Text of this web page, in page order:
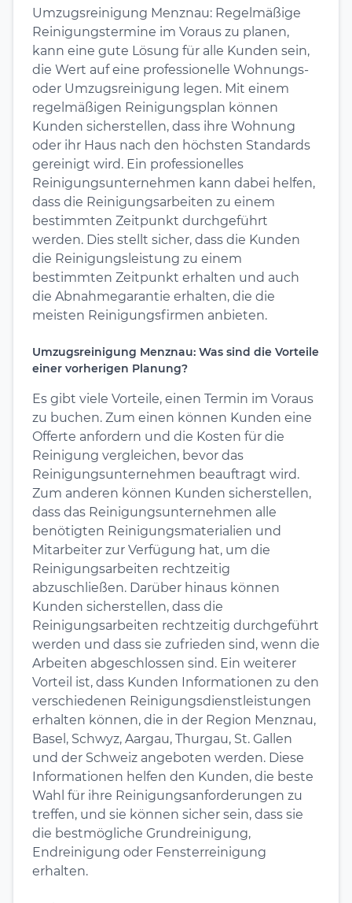
Umzugsreinigung Menznau: Regelmäßige
Reinigungstermine im Voraus zu planen,
kann eine gute Lösung für alle Kunden sein,
die Wert auf eine professionelle Wohnungs-
oder Umzugsreinigung legen. Mit einem
regelmäßigen Reinigungsplan können
Kunden sicherstellen, dass ihre Wohnung
oder ihr Haus nach den höchsten Standards
gereinigt wird. Ein professionelles
Reinigungsunternehmen kann dabei helfen,
dass die Reinigungsarbeiten zu einem
bestimmten Zeitpunkt durchgeführt
werden. Dies stellt sicher, dass die Kunden
die Reinigungsleistung zu einem
bestimmten Zeitpunkt erhalten und auch
die Abnahmegarantie erhalten, die die
meisten Reinigungsfirmen anbieten.
Umzugsreinigung Menznau: Was sind die Vorteile
einer vorherigen Planung?
Es gibt viele Vorteile, einen Termin im Voraus
zu buchen. Zum einen können Kunden eine
Offerte anfordern und die Kosten für die
Reinigung vergleichen, bevor das
Reinigungsunternehmen beauftragt wird.
Zum anderen können Kunden sicherstellen,
dass das Reinigungsunternehmen alle
benötigten Reinigungsmaterialien und
Mitarbeiter zur Verfügung hat, um die
Reinigungsarbeiten rechtzeitig
abzuschließen. Darüber hinaus können
Kunden sicherstellen, dass die
Reinigungsarbeiten rechtzeitig durchgeführt
werden und dass sie zufrieden sind, wenn die
Arbeiten abgeschlossen sind. Ein weiterer
Vorteil ist, dass Kunden Informationen zu den
verschiedenen Reinigungsdienstleistungen
erhalten können, die in der Region Menznau,
Basel, Schwyz, Aargau, Thurgau, St. Gallen
und der Schweiz angeboten werden. Diese
Informationen helfen den Kunden, die beste
Wahl für ihre Reinigungsanforderungen zu
treffen, und sie können sicher sein, dass sie
die bestmögliche Grundreinigung,
Endreinigung oder Fensterreinigung
erhalten.